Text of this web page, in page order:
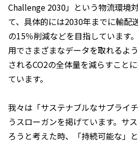
Challenge 2030」という物流環境
て、具体的には2030年までに輸配
の15％削減などを目指しています
用でさまざまなデータを取れるよ
されるCO2の全体量を減らすこと
ています。
我々は「サステナブルなサプライ
うスローガンを掲げています。サ
ろうと考えた時、「持続可能な」